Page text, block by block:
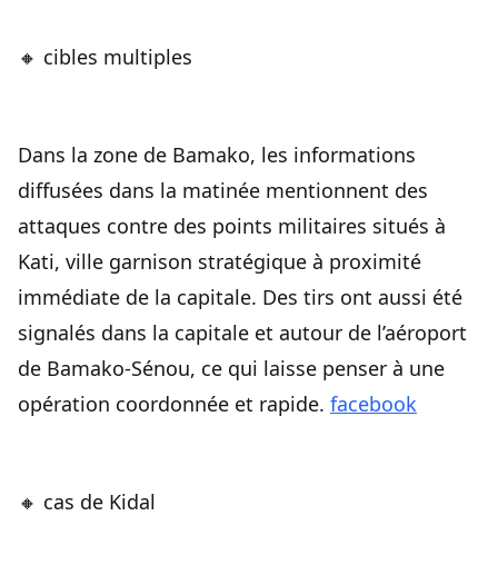
🔸 cibles multiples
Dans la zone de Bamako, les informations
diffusées dans la matinée mentionnent des
attaques contre des points militaires situés à
Kati, ville garnison stratégique à proximité
immédiate de la capitale. Des tirs ont aussi été
signalés dans la capitale et autour de l’aéroport
de Bamako-Sénou, ce qui laisse penser à une
opération coordonnée et rapide. facebook
🔸 cas de Kidal